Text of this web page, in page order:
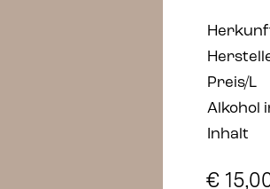
Preis/L
Alkohol
Inhalt
€